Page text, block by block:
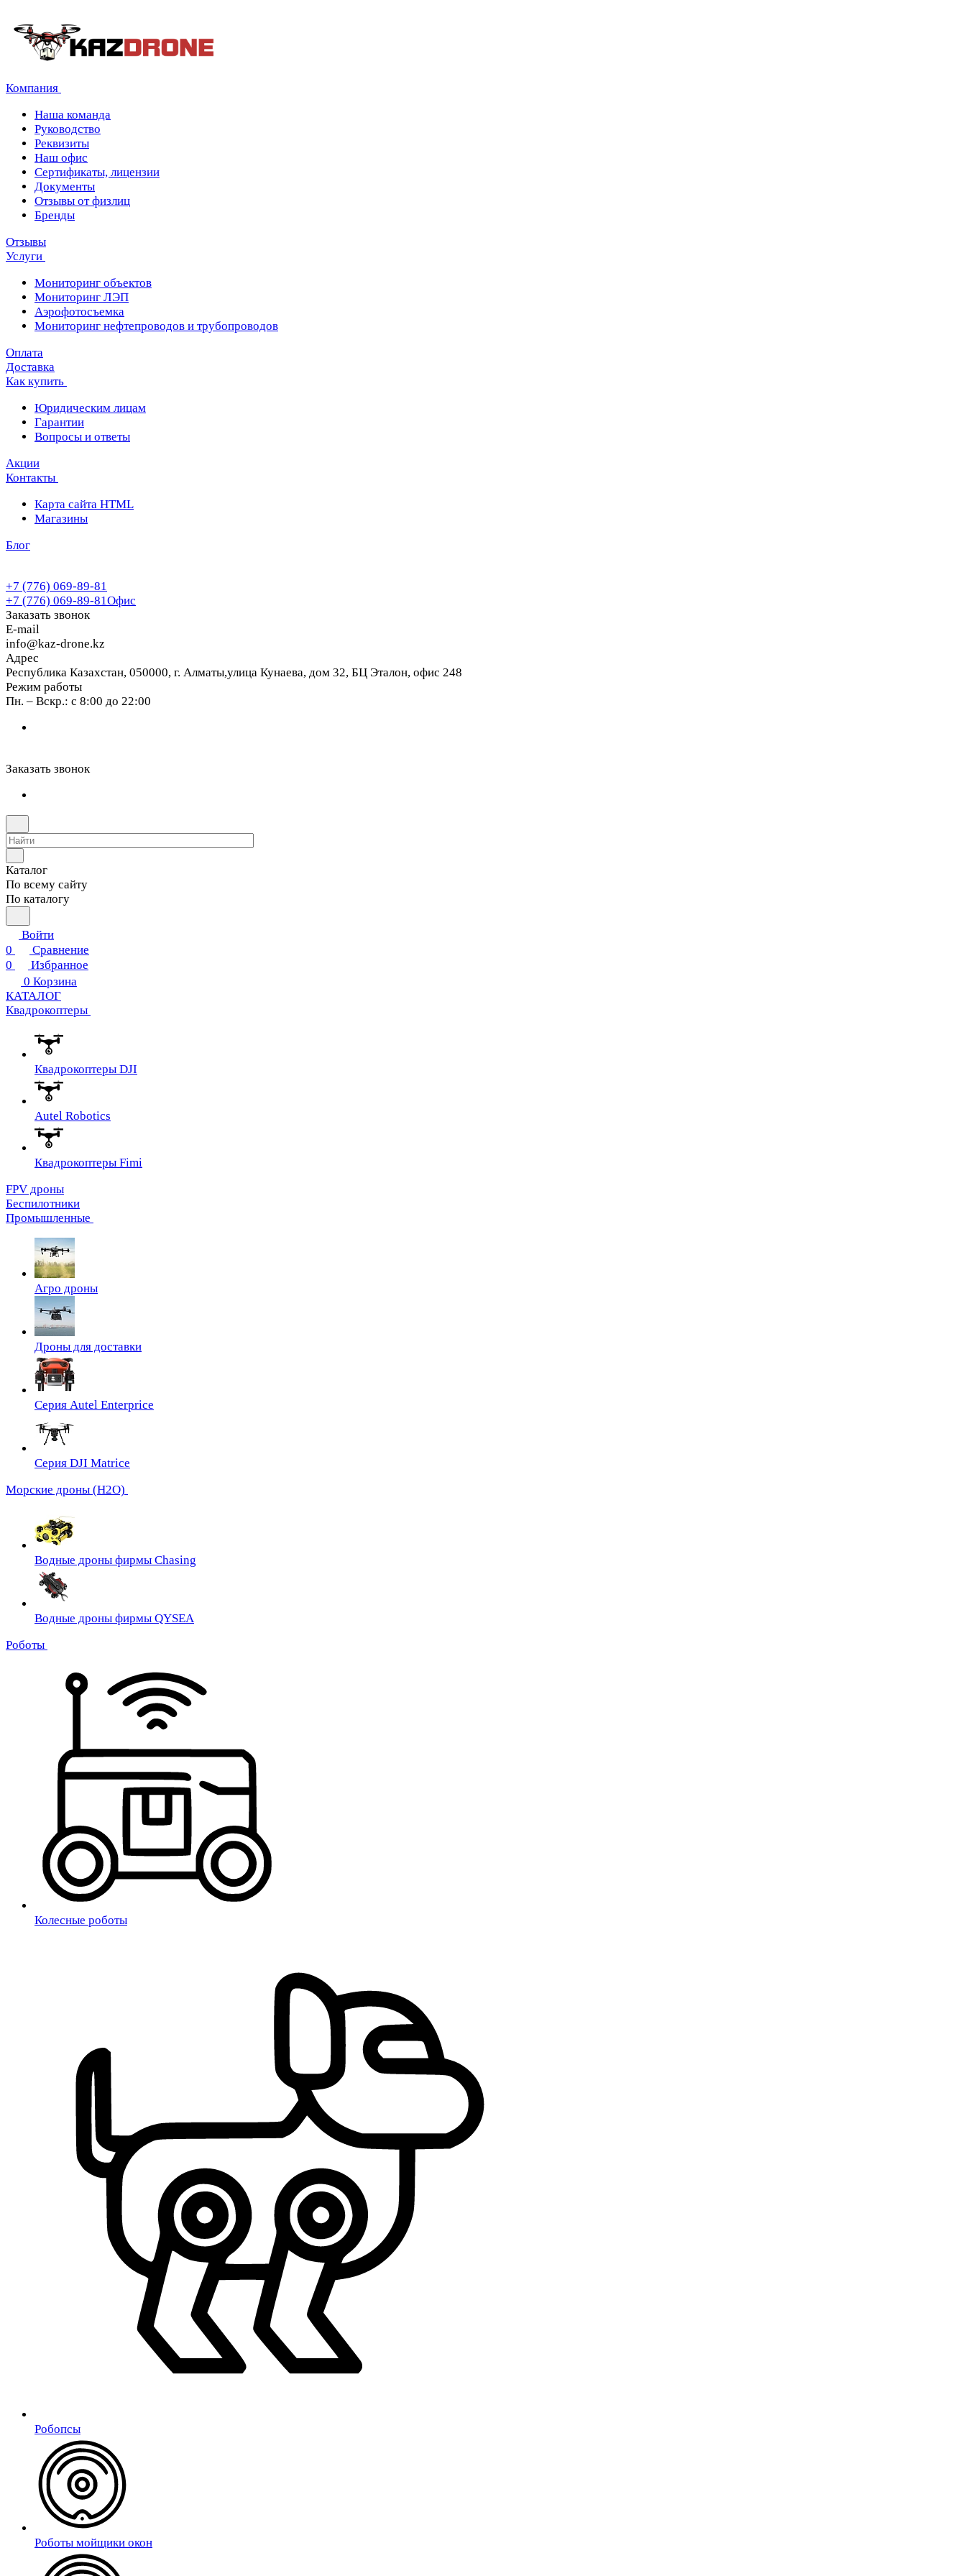
Компания
Наша команда
Руководство
Реквизиты
Наш офис
Сертификаты, лицензии
Документы
Отзывы от физлиц
Бренды
Отзывы
Услуги
Мониторинг объектов
Мониторинг ЛЭП
Аэрофотосъемка
Мониторинг нефтепроводов и трубопроводов
Оплата
Доставка
Как купить
Юридическим лицам
Гарантии
Вопросы и ответы
Акции
Контакты
Карта сайта HTML
Магазины
Блог
+7 (776) 069-89-81
+7 (776) 069-89-81Офис
Заказать звонок
E-mail
info@kaz-drone.kz
Адрес
Республика Казахстан, 050000, г. Алматы,улица Кунаева, дом 32, БЦ Эталон, офис 248
Режим работы
Пн. – Вскр.: с 8:00 до 22:00
Заказать звонок
Каталог
По всему сайту
По каталогу
Войти
0
Сравнение
0
Избранное
0 Корзина
КАТАЛОГ
Квадрокоптеры
Квадрокоптеры DJI
Autel Robotics
Квадрокоптеры Fimi
FPV дроны
Беспилотники
Промышленные
Агро дроны
Дроны для доставки
Серия Autel Enterprice
Серия DJI Matrice
Морские дроны (H2O)
Водные дроны фирмы Chasing
Водные дроны фирмы QYSEA
Роботы
Колесные роботы
Робопсы
Роботы мойщики окон